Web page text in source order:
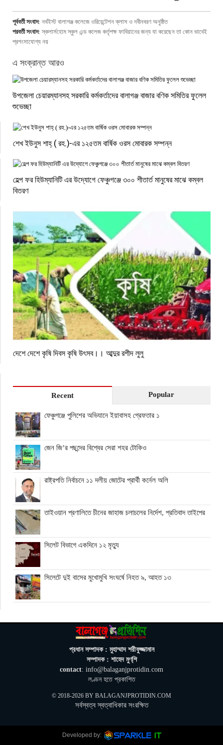
পূর্ববর্তী সংবাদ: নর্থইস্ট বালাগঞ্জ কলেজে ওরিয়েন্টেশন ক্লাস ও নবীনবরণ অনুষ্ঠিত
পরবর্তী সংবাদ: স্কলার্সহোম স্কুল এন্ড কলেজ কর্তৃপক্ষ ফাবিয়ানের জন্য যা করেছেন তা কোন ভাবেই
প্রশংসাযোগ্য নয়
এ সংক্রান্ত আরও
উপজেলা চেয়ারম্যানসহ সরকারি কর্মকর্তাদের বালাগঞ্জ বাজার বণিক সমিতির ফুলেল
শুভেচ্ছা
শেখ ইউনুস শাহ্ ( রহ.)-এর ১২৫তম বার্ষিক ওরস মোবারক সম্পন্ন
হেল্প ফর হিউম্যানিটি এর উদ্যোগে ফেঞ্চুগঞ্জে ৩০০ শীতার্ত মানুষের মাঝে কম্বল
বিতরণ
দেশে দেশে কৃষি দিবস কৃষি উৎসব।। আব্দুর রশীদ লুলু
Recent Popular
ফেঞ্চুগঞ্জে পুলিশের অভিযানে ইয়াবাসহ গ্রেফতার ১
জেন জি’র পছন্দের বিশ্বের সেরা শহর টোকিও
রাষ্ট্রপতি নির্বাচনে ১১ দলীয় জোটের প্রার্থী কর্নেল অলি
তাইওয়ান প্রণালিতে চীনের জাহাজ চলাচলের নির্দেশ, প্রতিবাদ তাইপের
সিলেট বিভাগে একদিনে ১২ মৃত্যু
সিলেটে দুই বাসের মুখোমুখি সংঘর্ষে নিহত ৯, আহত ১৩
জুলাই স্মৃতি জাদুঘর গণতান্ত্রিক আন্দোলনের প্রতিচ্ছবি: প্রধানমন্ত্রী
ঘনিষ্ঠদের আপত্তিতে চাপে ট্রাম্প, ইরান যুদ্ধ ও মধ্যবর্তী নির্বাচন সামনে
প্রধান সম্পাদক : মুহাম্মাদ শরীফুজ্জামান
সম্পাদক : শাহেদ মুণ্‌শি
contact: info@balaganjprotidin.com
লণ্ডন হতে প্রকাশিত
© 2018-2026 BY BALAGANJPROTIDIN.COM
সর্বস্বত্ব স্বত্বাধিকার সংরক্ষিত
Developed by: